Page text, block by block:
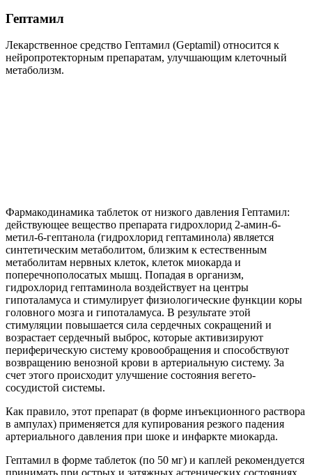
Гептамил
Лекарственное средство Гептамил (Geptamil) относится к
нейропротекторным препаратам, улучшающим клеточный
метаболизм.
Фармакодинамика таблеток от низкого давления Гептамил:
действующее вещество препарата гидрохлорид 2-амин-6-
метил-6-гептанола (гидрохлорид гептаминола) является
синтетическим метаболитом, близким к естественным
метаболитам нервных клеток, клеток миокарда и
поперечнополосатых мышц. Попадая в организм,
гидрохлорид гептаминола воздействует на центры
гипоталамуса и стимулирует физиологические функции коры
головного мозга и гипоталамуса. В результате этой
стимуляции повышается сила сердечных сокращений и
возрастает сердечный выброс, которые активизируют
периферическую систему кровообращения и способствуют
возвращению венозной крови в артериальную систему. За
счет этого происходит улучшение состояния вегето-
сосудистой системы.
Как правило, этот препарат (в форме инъекционного раствора
в ампулах) применяется для купирования резкого падения
артериального давления при шоке и инфаркте миокарда.
Гептамил в форме таблеток (по 50 мг) и каплей рекомендуется